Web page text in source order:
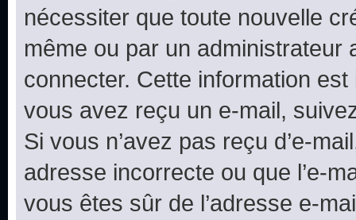
nécessiter que toute nouvelle
même ou par un
connecter. Cette information
vous avez reçu un e-mail,
Si vous n’avez pas reçu d’e-
adresse incorrecte ou que l’e-
vous êtes sûr de l’adresse e-